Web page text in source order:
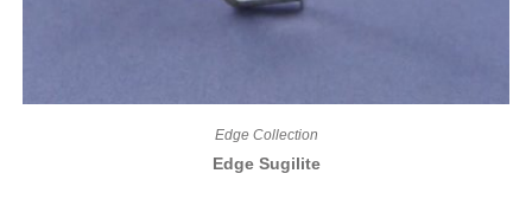
Edge Collection
Edge Sugilite